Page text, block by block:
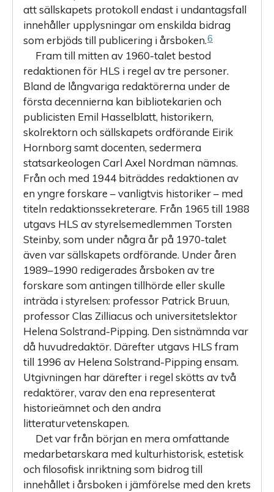
att sällskapets protokoll endast i undantagsfall
innehåller upplysningar om enskilda bidrag
som erbjöds till publicering i årsboken.6
Fram till mitten av 1960-talet bestod
redaktionen för HLS i regel av tre personer.
Bland de långvariga redaktörerna under de
första decennierna kan bibliotekarien och
publicisten Emil Hasselblatt, historikern,
skolrektorn och sällskapets ordförande Eirik
Hornborg samt docenten, sedermera
statsarkeologen Carl Axel Nordman ­nämnas.
Från och med 1944 biträddes redaktionen av
en yngre forskare – vanligtvis his­toriker – med
titeln redaktionssekreterare. Från 1965 till 1988
utgavs HLS av styrelsemedlemmen Torsten
Steinby, som under några år på 1970-talet
även var sällskapets ordförande. Under åren
1989–1990 redigerades årsboken av tre
forskare som antingen tillhörde eller skulle
inträda i styrelsen: professor Patrick Bruun,
professor Clas Zilliacus och universitetslektor
Helena Solstrand-Pipping. Den sistnämnda var
då huvudredaktör. Därefter utgavs HLS fram
till 1996 av Helena Solstrand-Pipping ensam.
Utgivningen har därefter i regel skötts av två
redaktörer, varav den ena representerat
historieämnet och den andra
litteraturvetenskapen.
Det var från början en mera omfattande
medarbetarskara med kulturhistorisk, estetisk
och filosofisk inriktning som bidrog till
innehållet i årsboken i jämförelse med den krets